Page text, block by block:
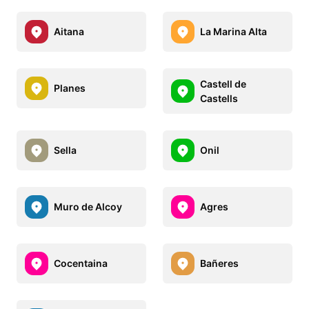
Aitana La Marina Alta
Planes
Castell de
Castells
Sella Onil
Muro de Alcoy Agres
Cocentaina Bañeres